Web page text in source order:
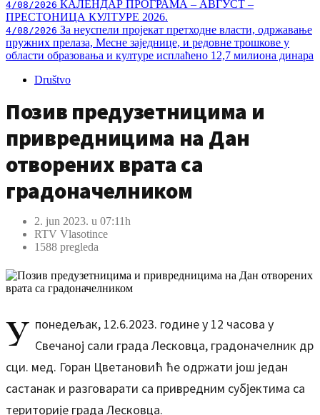
4/08/2026 КАЛЕНДАР ПРОГРАМА – АВГУСТ –
ПРЕСТОНИЦА КУЛТУРЕ 2026.
4/08/2026 За неуспели пројекат претходне власти, одржавање
пружних прелаза, Месне заједнице, и редовне трошкове у
области образовања и културе исплаћено 12,7 милиона динара
Društvo
Позив предузетницима и
привредницима на Дан
отворених врата са
градоначелником
2. jun 2023. u 07:11h
RTV Vlasotince
1588 pregleda
У понедељак, 12.6.2023. године у 12 часова у
Свечаној сали града Лесковца, градоначелник др
сци. мед. Горан Цветановић ће одржати још један
састанак и разговарати са привредним субјектима са
територије града Лесковца.